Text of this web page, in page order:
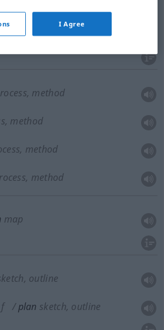
method
method
method
method
map
outline
f plan sketch, outline
I Agree